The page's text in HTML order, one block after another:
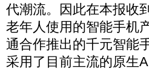
代潮流。因此在本报收
老年人使用的智能手机
通合作推出的千元智能
采用了目前主流的原生